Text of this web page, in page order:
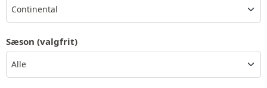
Continental
Sæson (valgfrit)